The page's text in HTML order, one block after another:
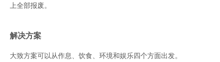
上全部报废。
解决方案
大致方案可以从作息、饮食、环境和娱乐四个方面出发。